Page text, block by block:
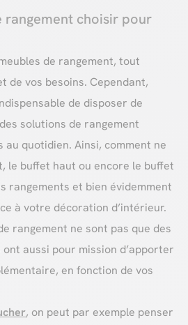
rangement choisir pour
de rangement, tout
de vos besoins. Cependant,
de disposer de
solutions de rangement
quotidien. Ainsi, comment ne
le buffet haut ou encore le buffet
rangements et bien évidemment
à votre décoration d’intérieur.
rangement ne sont pas que des
aussi pour mission d’apporter
en fonction de vos
, on peut par exemple penser